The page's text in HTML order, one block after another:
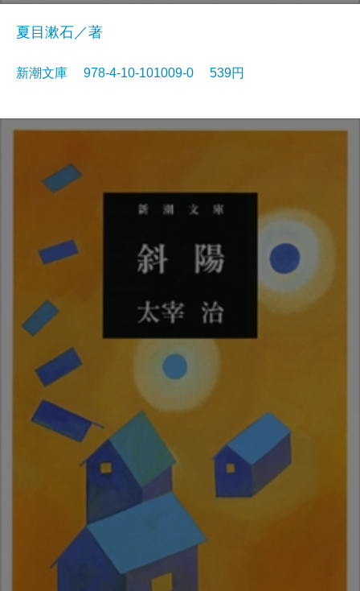
夏目漱石／著
新潮文庫 978-4-10-101009-0 539円